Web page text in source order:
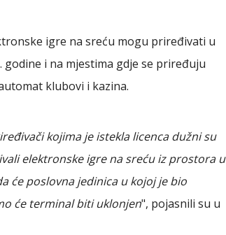
igre na sreću mogu priređivati u
i na mjestima gdje se priređuju
klubovi i kazina.
kojima je istekla licenca dužni su
elektronske igre na sreću iz prostora u
će poslovna jedinica u kojoj je bio
će terminal biti uklonjen", pojasnili su u